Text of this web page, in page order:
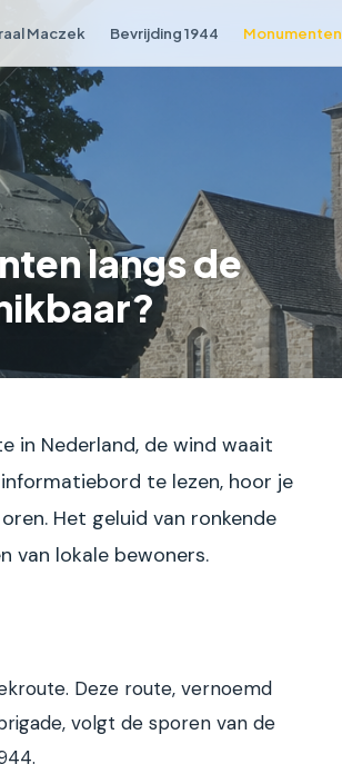
Maczek Bevrijding 1944 Monumenten
langs de
in Nederland, de wind waait
te lezen, hoor je
Het geluid van ronkende
van lokale bewoners.
Deze route, vernoemd
volgt de sporen van de